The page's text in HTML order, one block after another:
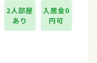
2人部屋
あり
入居金0
円可